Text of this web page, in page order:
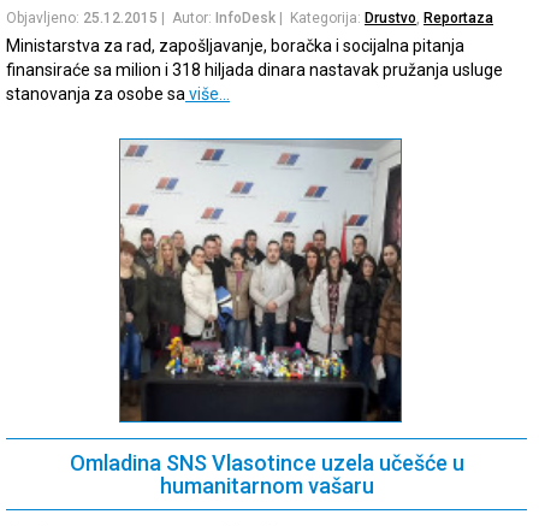
Objavljeno: 25.12.2015 | Autor: InfoDesk | Kategorija: Drustvo, Reportaza
Ministarstva za rad, zapošljavanje, boračka i socijalna pitanja
finansiraće sa milion i 318 hiljada dinara nastavak pružanja usluge
stanovanja za osobe sa više…
Omladina SNS Vlasotince uzela učešće u
humanitarnom vašaru